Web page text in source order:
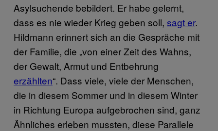
Asylsuchende bebildert. Er habe gelernt,
dass es nie wieder Krieg geben soll, sagt er.
Hildmann erinnert sich an die Gespräche mit
der Familie, die „von einer Zeit des Wahns,
der Gewalt, Armut und Entbehrung
erzählten“. Dass viele, viele der Menschen,
die in diesem Sommer und in diesem Winter
in Richtung Europa aufgebrochen sind, ganz
Ähnliches erleben mussten, diese Parallele